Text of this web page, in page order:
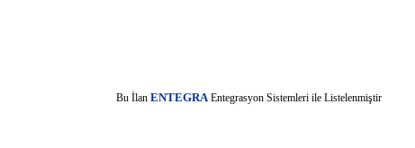
Bu İlanENTEGRAEntegrasyon Sistemleri ile Listelenmiştir